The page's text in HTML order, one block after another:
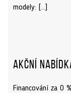
modely: […]
Akční
Financování za 0